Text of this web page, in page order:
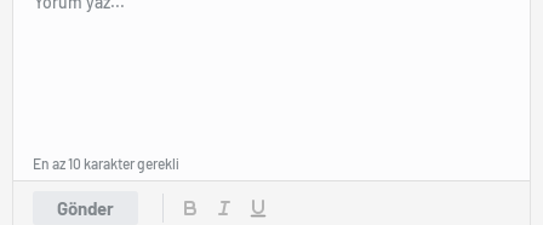
Gönder
En az 10 karakter gerekli